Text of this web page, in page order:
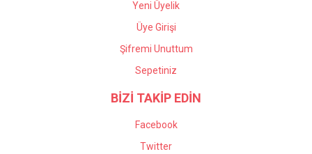
Yeni Üyelik
Üye Girişi
Şifremi Unuttum
Sepetiniz
BİZİ TAKİP EDİN
Facebook
Twitter